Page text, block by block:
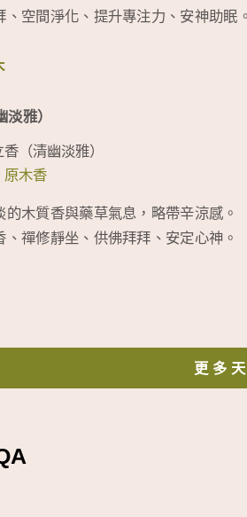
、空間淨化、提升專注力、安神助眠
雅）
原木香
的木質香與藥草氣息，略帶辛涼感。
、禪修靜坐、供佛拜拜、安定心神。
更多